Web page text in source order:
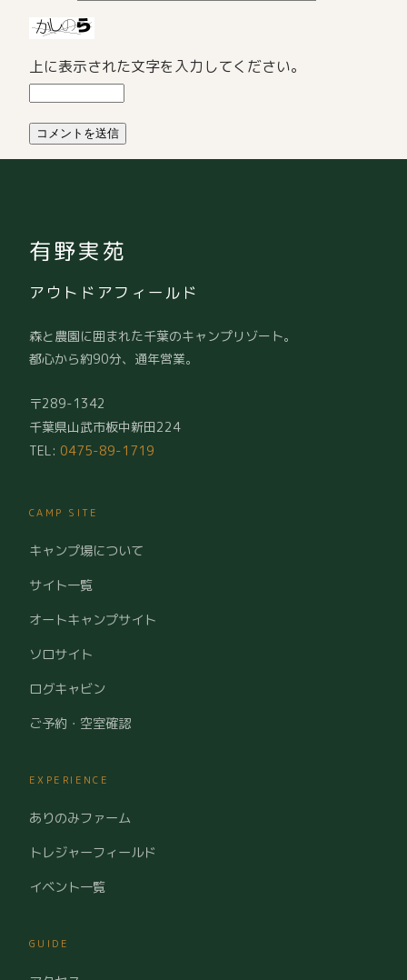
上に表示された文字を入力してください。
有野実苑
アウトドアフィールド
森と農園に囲まれた千葉のキャンプリゾート。
都心から約90分、通年営業。
〒289-1342
千葉県山武市板中新田224
TEL: 0475-89-1719
CAMP SITE
キャンプ場について
サイト一覧
オートキャンプサイト
ソロサイト
ログキャビン
ご予約・空室確認
EXPERIENCE
ありのみファーム
トレジャーフィールド
イベント一覧
GUIDE